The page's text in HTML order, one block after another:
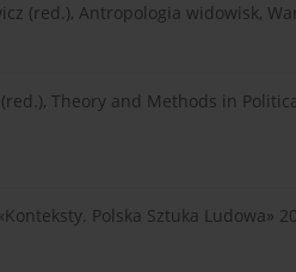
(red.), Antropologia widowisk,
Theory and Methods in
Polska Sztuka Ludowa»